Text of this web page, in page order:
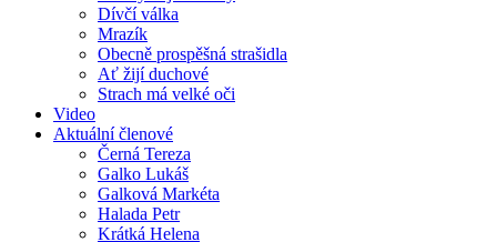
Dívčí válka
Mrazík
Obecně prospěšná strašidla
Ať žijí duchové
Strach má velké oči
Video
Aktuální členové
Černá Tereza
Galko Lukáš
Galková Markéta
Halada Petr
Krátká Helena